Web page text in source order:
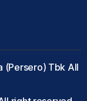
(Persero) Tbk All